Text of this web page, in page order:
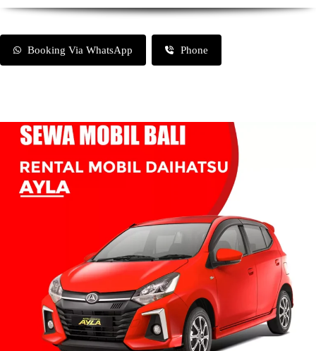
Booking Via WhatsApp Phone